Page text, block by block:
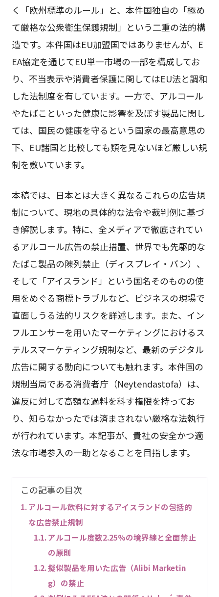
く「欧州標準のルール」と、本件国独自の「極め
て厳格な公衆衛生保護規制」という二重の法的構
造です。本件国はEU加盟国ではありませんが、E
EA協定を通じてEU単一市場の一部を構成してお
り、不当表示や消費者保護に関してはEU法と調和
した法制度を有しています。一方で、アルコール
やたばこといった健康に影響を及ぼす製品に関し
ては、国民の健康を守るという国家の最高意思の
下、EU諸国と比較しても類を見ないほど厳しい規
制を敷いています。
本稿では、日本とは大きく異なるこれらの広告規
制について、現地の具体的な法令や裁判例に基づ
き解説します。特に、全メディアで徹底されてい
るアルコール広告の禁止措置、世界でも先駆的な
たばこ製品の陳列禁止（ディスプレイ・バン）、
そして「アイスランド」という国名そのものの使
用をめぐる商標トラブルなど、ビジネスの現場で
直面しうる法的リスクを詳述します。また、イン
フルエンサーを用いたマーケティングにおけるス
テルスマーケティング規制など、最新のデジタル
広告に関する動向についても触れます。本件国の
規制当局である消費者庁（Neytendastofa）は、
違反に対して高額な過料を科す権限を持ってお
り、知らなかったでは済まされない厳格な法執行
が行われています。本記事が、貴社の安全かつ適
法な市場参入の一助となることを目指します。
この記事の目次
アルコール飲料に対するアイスランドの包括的
な広告禁止規制
アルコール度数2.25%の境界線と全面禁止
の原則
擬似製品を用いた広告（Alibi Marketin
g）の禁止